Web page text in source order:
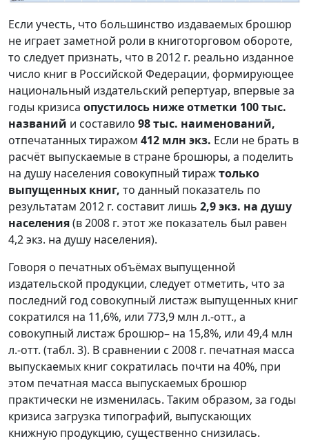
Если учесть, что большинство издаваемых брошюр
не играет заметной роли в книготорговом обороте,
то следует признать, что в 2012 г. реально изданное
число книг в Российской Федерации, формирующее
национальный издательский репертуар, впервые за
годы кризиса опустилось ниже отметки 100 тыс.
названий и составило 98 тыс. наименований,
отпечатанных тиражом 412 млн экз. Если не брать в
расчёт выпускаемые в стране брошюры, а поделить
на душу населения совокупный тиражтолько
выпущенных книг, то данный показатель по
результатам 2012 г. составит лишь 2,9 экз. на душу
населения(в 2008 г. этот же показатель был равен
4,2 экз. на душу населения).
Говоря о печатных объёмах выпущенной
издательской продукции, следует отметить, что за
последний год совокупный листаж выпущенных книг
сократился на 11,6%, или 773,9 млн л.-отт., а
совокупный листаж брошюр– на 15,8%, или 49,4 млн
л.-отт. (табл. 3). В сравнении с 2008 г. печатная масса
выпускаемых книг сократилась почти на 40%, при
этом печатная масса выпускаемых брошюр
практически не изменилась. Таким образом, за годы
кризиса загрузка типографий, выпускающих
книжную продукцию, существенно снизилась.